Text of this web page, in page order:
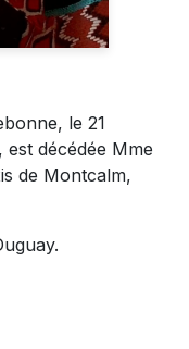
le 21
décédée Mme
de Montcalm,